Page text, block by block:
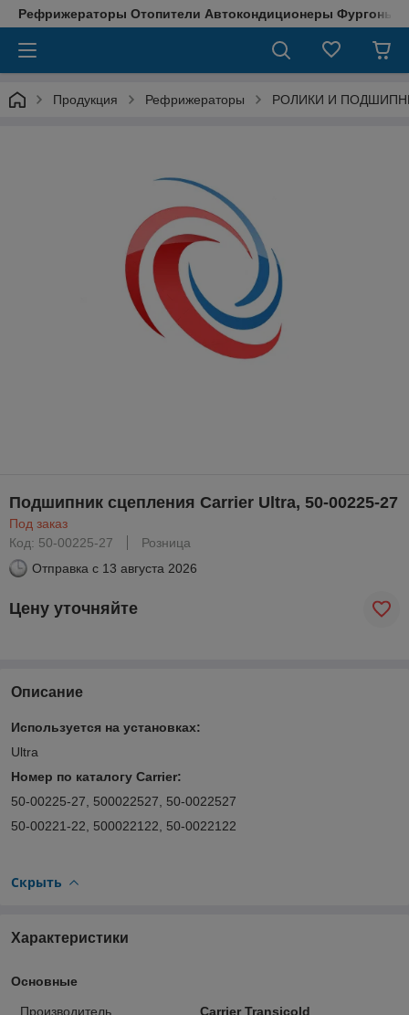
Рефрижераторы Отопители Автокондиционеры Фургоны
Продукция Рефрижераторы РОЛИКИ И
Подшипник сцепления Carrier Ultra, 50-00225-27
Под заказ
Код: 50-00225-27
Розница
Отправка с 13 августа 2026
Цену уточняйте
Описание
Используется на установках:
Ultra
Номер по каталогу Carrier:
50-00225-27, 500022527, 50-0022527
50-00221-22, 500022122, 50-0022122
Скрыть
Характеристики
Основные
Производитель
Carrier Transicold